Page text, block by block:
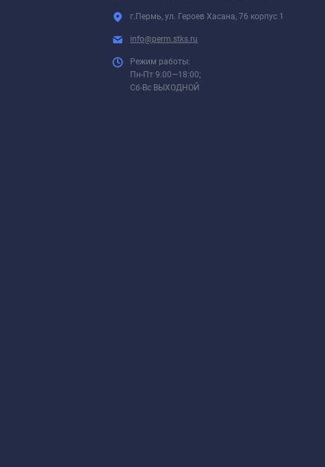
г.Пермь, ул. Героев Хасана, 76 корпус 1
info@perm.stks.ru
Режим работы:
Пн-Пт 9:00—18:00;
Сб-Вс ВЫХОДНОЙ